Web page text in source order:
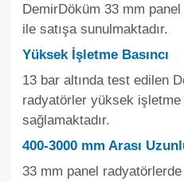
DemirDöküm 33 mm
ile satışa sunulmaktadır.
Yüksek İşletme Basıncı
13 bar altında test edilen
radyatörler yüksek işletme
sağlamaktadır.
400-3000 mm Arası
33 mm panel